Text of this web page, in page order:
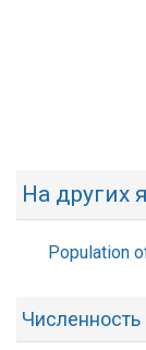
На других
Population
Численность